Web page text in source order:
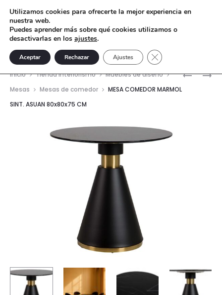
MESA
MESA
Inicio Tienda interiorismo
Muebles de diseño
Mesas
Mesas de comedor
MESA COMEDOR MARMOL
SINT. ASUAN 80x80x75 CM
Utilizamos cookies para ofrecerte la mejor experiencia en
nuestra web.
Puedes aprender más sobre qué cookies utilizamos o
desactivarlas en los ajustes.
Aceptar Rechazar Ajustes Cerrar el banner de